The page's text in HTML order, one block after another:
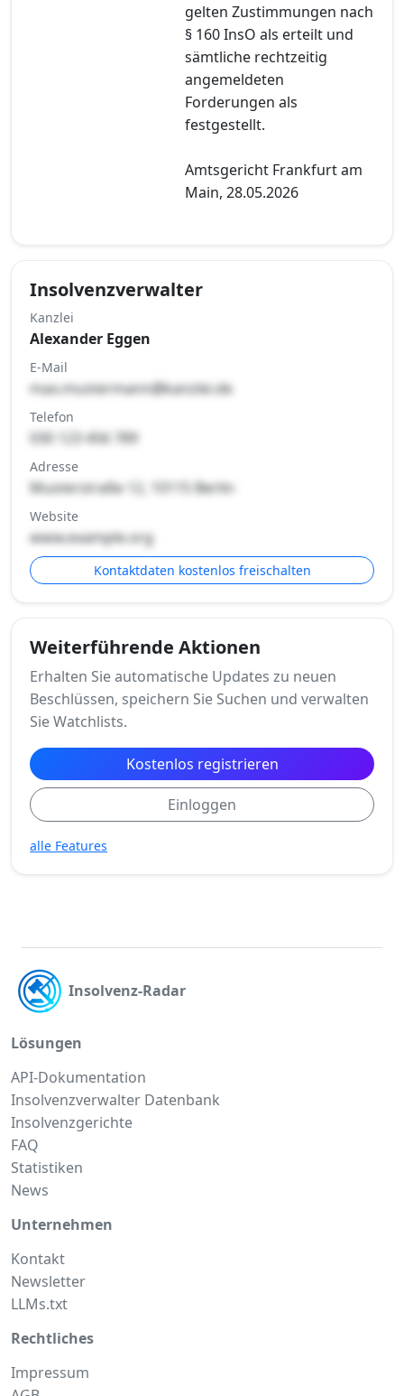
gelten Zustimmungen nach
§ 160 InsO als erteilt und
sämtliche rechtzeitig
angemeldeten
Forderungen als
festgestellt.
Amtsgericht Frankfurt am
Main, 28.05.2026
Insolvenzverwalter
Kanzlei
Alexander Eggen
E-Mail
max.mustermann@kanzlei.de
Telefon
030 123 456 789
Adresse
Musterstraße 12, 10115 Berlin
Website
www.example.org
Kontaktdaten kostenlos freischalten
Weiterführende Aktionen
Erhalten Sie automatische Updates zu neuen
Beschlüssen, speichern Sie Suchen und verwalten
Sie Watchlists.
Kostenlos registrieren
Einloggen
alle Features
Insolvenz-Radar
Lösungen
API-Dokumentation
Insolvenzverwalter Datenbank
Insolvenzgerichte
FAQ
Statistiken
News
Unternehmen
Kontakt
Newsletter
LLMs.txt
Rechtliches
Impressum